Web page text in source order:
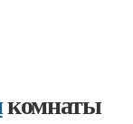
комнаты